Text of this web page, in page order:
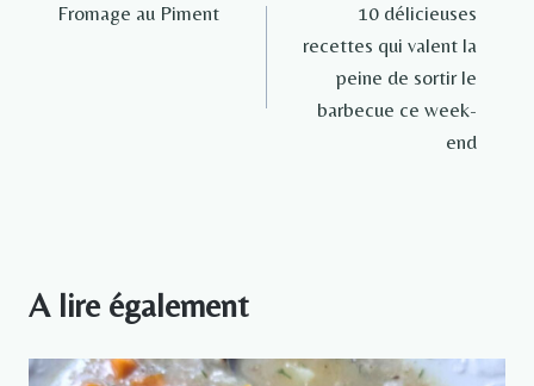
de
Fromage au Piment
10 délicieuses
recettes qui valent la
peine de sortir le
barbecue ce week-
end
A lire également